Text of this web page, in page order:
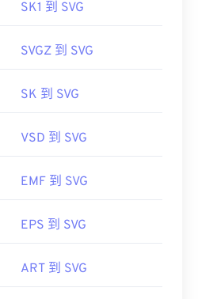
案？
SVG 轉 GIF或
JPG或 萬維網聯盟 (W3C)
svg-file-
wiki/
SK1 到 SVG
SVGZ 到 SVG
SK 到 SVG
VSD 到 SVG
EMF 到 SVG
EPS 到 SVG
ART 到 SVG